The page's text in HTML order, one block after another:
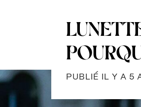
PUBLIÉ IL Y A 5